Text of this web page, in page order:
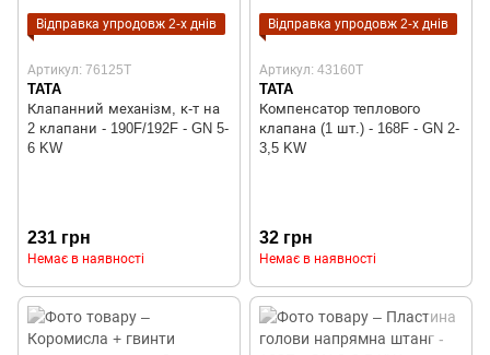
Відправка упродовж 2-х днів
Артикул: 76125T
TATA
Клапанний механізм, к-т на
2 клапани - 190F/192F - GN 5-
6 KW
231 грн
Немає в наявності
Відправка упродовж 2-х днів
Артикул: 43160T
TATA
Компенсатор теплового
клапана (1 шт.) - 168F - GN 2-
3,5 KW
32 грн
Немає в наявності